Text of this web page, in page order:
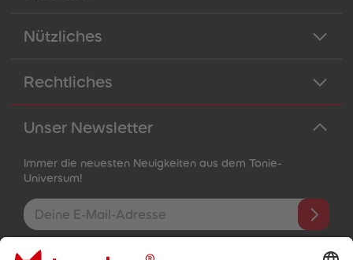
Nützliches
Rechtliches
Unser Newsletter
Immer die neuesten Neuigkeiten aus dem Tonie-
Universum!
E-Mail-Addresse
Mit dem Absenden abonnierst du unseren E-Mail-Newsletter, der